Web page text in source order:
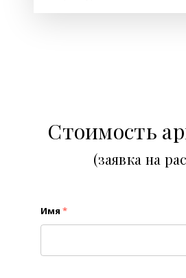
Стоимость
(заявка на
Имя *